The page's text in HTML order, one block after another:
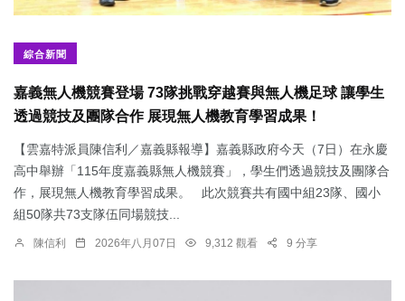
綜合新聞
嘉義無人機競賽登場 73隊挑戰穿越賽與無人機足球 讓學生
透過競技及團隊合作 展現無人機教育學習成果！
【雲嘉特派員陳信利／嘉義縣報導】嘉義縣政府今天（7日）在永慶
高中舉辦「115年度嘉義縣無人機競賽」，學生們透過競技及團隊合
作，展現無人機教育學習成果。 此次競賽共有國中組23隊、國小
組50隊共73支隊伍同場競技...
陳信利 2026年八月07日 9,312 觀看 9 分享